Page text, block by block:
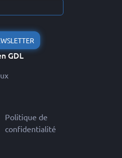
GDL
Politique de
confidentialité